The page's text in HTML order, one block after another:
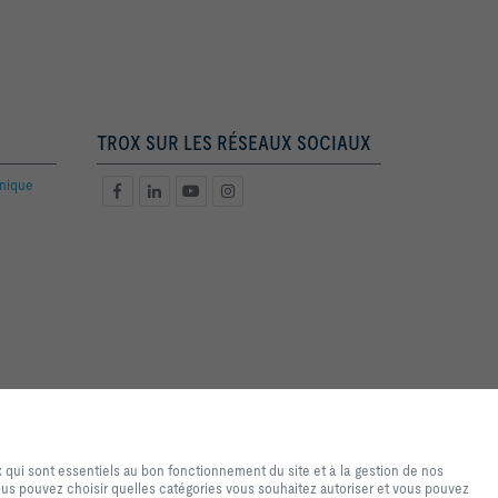
TROX SUR LES RÉSEAUX SOCIAUX
navigation et d'achat de
uniquement à des fins
sont essentiels au bon fonctionnement du site et à la gestion de nos
pouvez choisir quelles catégories vous souhaitez autoriser et vous pouvez